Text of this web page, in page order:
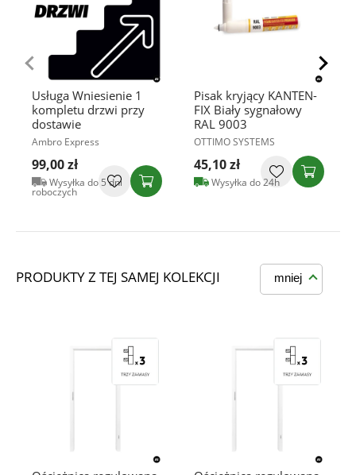
Usługa Wniesienie 1
kompletu drzwi przy
dostawie
Ambro Express
99,00 zł
Wysyłka do 5 dni
roboczych
Pisak kryjący KANTEN-
FIX Biały sygnałowy
RAL 9003
OTTIMO SYSTEMS
45,10 zł
Wysyłka do 24h
PRODUKTY Z TEJ SAMEJ KOLEKCJI mniej